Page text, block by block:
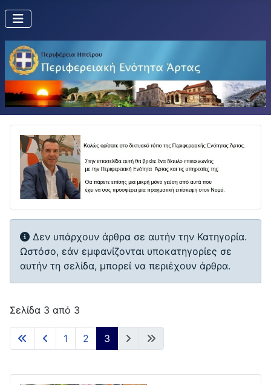
Πληροφορία
Δεν υπάρχουν άρθρα σε αυτήν την Κατηγορία.
Ωστόσο, εάν εμφανίζονται υποκατηγορίες σε
αυτήν τη σελίδα, μπορεί να περιέχουν άρθρα.
Σελίδα 3 από 3
1 2 3